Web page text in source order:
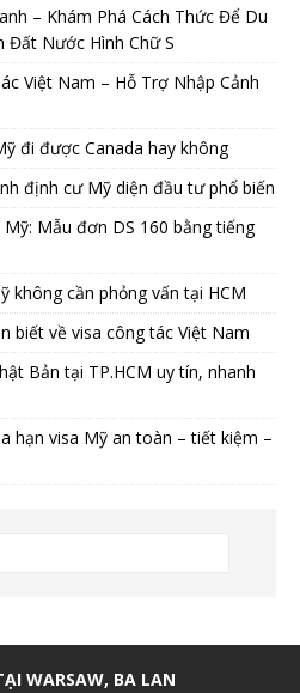
– Khám Phá Cách Thức Để Du
Đất Nước Hình Chữ S
Việt Nam – Hỗ Trợ Nhập Cảnh
đi được Canada hay không
định cư Mỹ diện đầu tư phổ biến
Mẫu đơn DS 160 bằng tiếng
không cần phỏng vấn tại HCM
biết về visa công tác Việt Nam
Bản tại TP.HCM uy tín, nhanh
hạn visa Mỹ an toàn – tiết kiệm –
WARSAW, BA LAN